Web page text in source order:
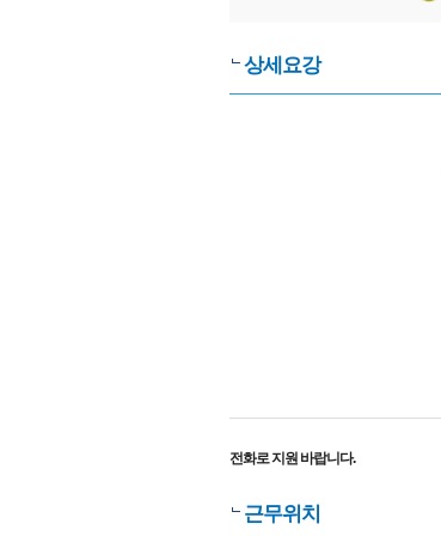
상세요강
전화로 지원 바랍니다.
근무위치